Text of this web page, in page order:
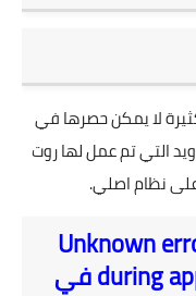
كثيرة لا يمكن حصرها في
التي تم عمل لها روت
نظام اصلي.
Unknown
during application installed -110 في